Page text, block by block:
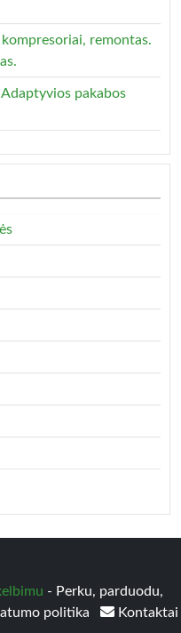
remontas.
pakabos
- Perku, parduodu,
politika Kontaktai